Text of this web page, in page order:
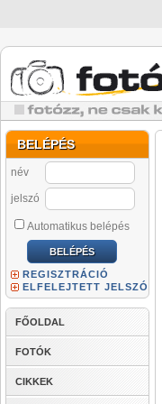
BELÉPÉS
név
jelszó
Automatikus belépés
REGISZTRÁCIÓ
ELFELEJTETT JELSZÓ
FŐOLDAL
FOTÓK
CIKKEK